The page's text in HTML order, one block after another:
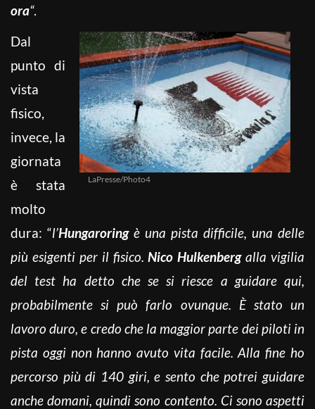
ora“.
LaPresse/Photo4
Dal
punto di
vista
fisico,
invece, la
giornata
è stata
molto
dura: “l’Hungaroringè una pista difficile, una delle
più esigenti per il fisico.Nico Hulkenbergalla vigilia
del test ha detto che se si riesce a guidare qui,
probabilmente si può farlo ovunque. È stato un
lavoro duro, e credo che la maggior parte dei piloti in
pista oggi non hanno avuto vita facile. Alla fine ho
percorso più di 140 giri, e sento che potrei guidare
anche domani, quindi sono contento. Ci sono aspetti